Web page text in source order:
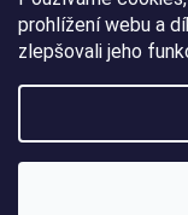
prohlížení webu a
zlepšovali jeho